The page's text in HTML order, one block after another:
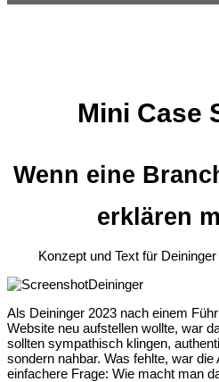
Mini Case
Wenn eine
erklären
Konzept und Text für
Als Deininger 2023 nach einem
Website neu aufstellen wollte, war
sollten sympathisch klingen,
sondern nahbar. Was fehlte, war die
einfachere Frage: Wie macht man